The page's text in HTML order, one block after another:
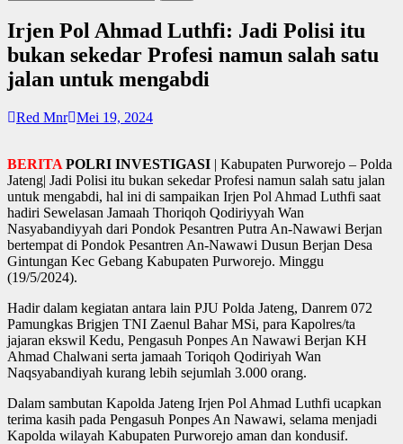
untuk:
Irjen Pol Ahmad Luthfi: Jadi Polisi itu
bukan sekedar Profesi namun salah satu
jalan untuk mengabdi
Red Mnr Mei 19, 2024
BERITA POLRI INVESTIGASI | Kabupaten Purworejo – Polda
Jateng| Jadi Polisi itu bukan sekedar Profesi namun salah satu jalan
untuk mengabdi, hal ini di sampaikan Irjen Pol Ahmad Luthfi saat
hadiri Sewelasan Jamaah Thoriqoh Qodiriyyah Wan
Nasyabandiyyah dari Pondok Pesantren Putra An-Nawawi Berjan
bertempat di Pondok Pesantren An-Nawawi Dusun Berjan Desa
Gintungan Kec Gebang Kabupaten Purworejo. Minggu
(19/5/2024).
Hadir dalam kegiatan antara lain PJU Polda Jateng, Danrem 072
Pamungkas Brigjen TNI Zaenul Bahar MSi, para Kapolres/ta
jajaran ekswil Kedu, Pengasuh Ponpes An Nawawi Berjan KH
Ahmad Chalwani serta jamaah Toriqoh Qodiriyah Wan
Naqsyabandiyah kurang lebih sejumlah 3.000 orang.
Dalam sambutan Kapolda Jateng Irjen Pol Ahmad Luthfi ucapkan
terima kasih pada Pengasuh Ponpes An Nawawi, selama menjadi
Kapolda wilayah Kabupaten Purworejo aman dan kondusif.